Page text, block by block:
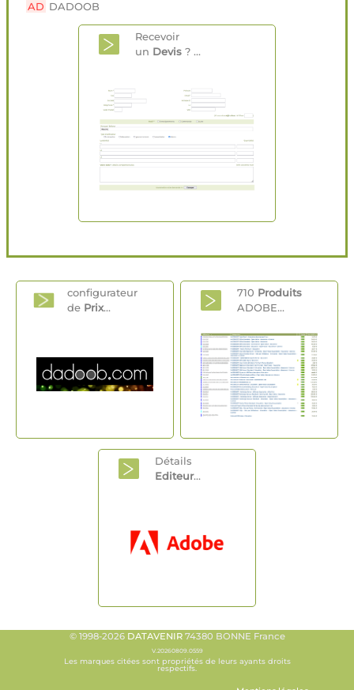
AD DADOOB
Recevoir
un Devis ? ...
configurateur
de Prix...
710 Produits
ADOBE...
Détails
Editeur...
© 1998-2026 DATAVENIR74380 BONNE France
V.20260809.0559
Les marques citées sont propriétés de leurs ayants droits
respectifs.